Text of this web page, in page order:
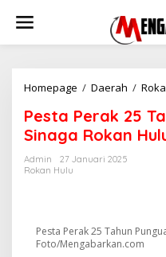
Homepage / Daerah /
Pesta Perak 25
Sinaga Rokan
Admin
27 Januari 2025
Rokan Hulu
Pesta Perak 25 Tahun
Foto/Mengabarkan.com